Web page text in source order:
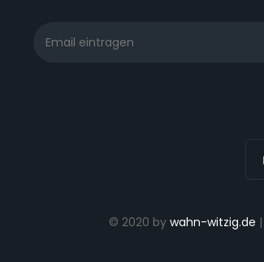
© 2020 by wahn-witzig.de